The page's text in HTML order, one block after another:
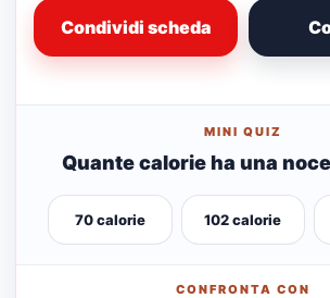
Condividi scheda
MINI QUIZ
Quante calorie ha una
70 calorie 102 calorie
CONFRONTA CON